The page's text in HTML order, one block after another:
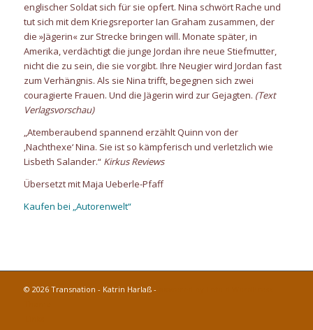
englischer Soldat sich für sie opfert. Nina schwört Rache und
tut sich mit dem Kriegsreporter Ian Graham zusammen, der
die »Jägerin« zur Strecke bringen will. Monate später, in
Amerika, verdächtigt die junge Jordan ihre neue Stiefmutter,
nicht die zu sein, die sie vorgibt. Ihre Neugier wird Jordan fast
zum Verhängnis. Als sie Nina trifft, begegnen sich zwei
couragierte Frauen. Und die Jägerin wird zur Gejagten. (Text
Verlagsvorschau)
„Atemberaubend spannend erzählt Quinn von der
‚Nachthexe‘ Nina. Sie ist so kämpferisch und verletzlich wie
Lisbeth Salander.“ Kirkus Reviews
Übersetzt mit Maja Ueberle-Pfaff
Kaufen bei „Autorenwelt“
© 2026 Transnation - Katrin Harlaß -